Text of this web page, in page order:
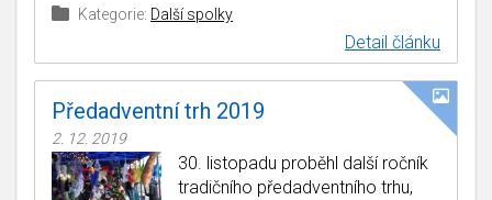
Kategorie: Další spolky
Detail článku
Předadventní trh 2019
2. 12. 2019
30. listopadu proběhl další ročník
tradičního předadventního trhu,